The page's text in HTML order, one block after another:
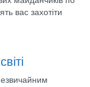
вас захотіти